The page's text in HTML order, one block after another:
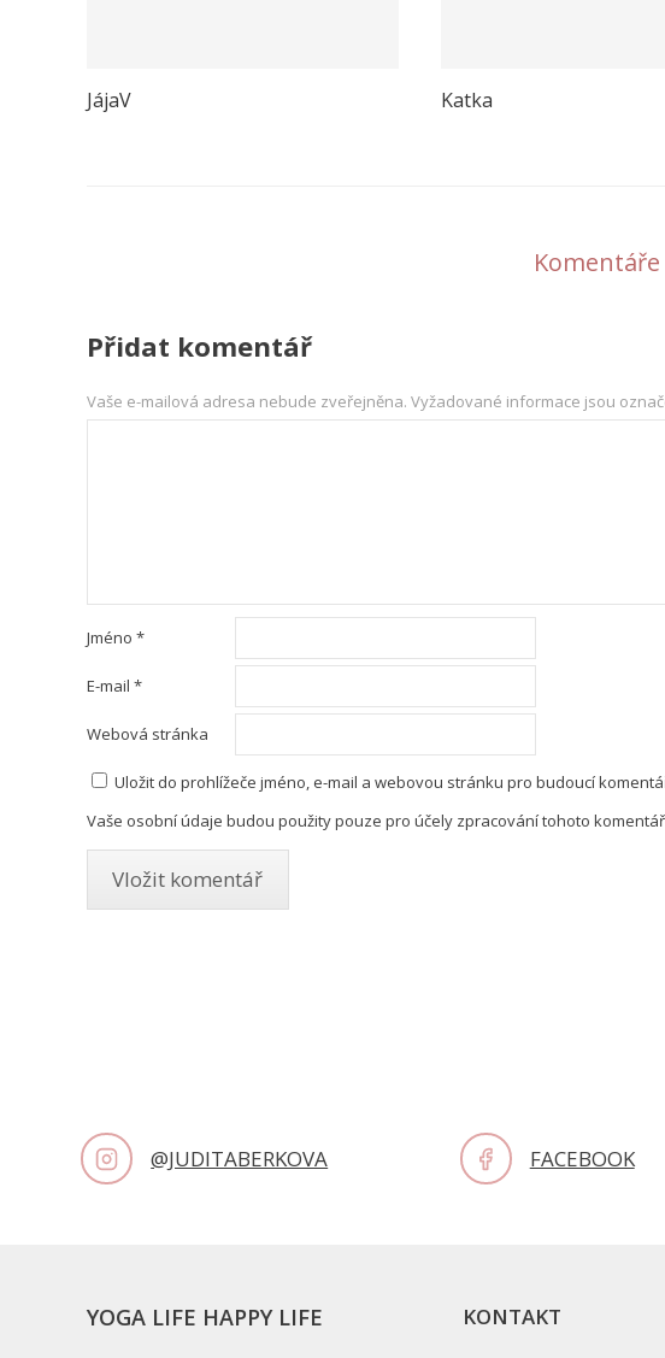
JájaV Katka
Komentáře
Přidat komentář
Vaše e-mailová adresa nebude zveřejněna. Vyžadované informace jsou
Jméno *
E-mail *
Webová stránka
Uložit do prohlížeče jméno, e-mail a webovou stránku pro budoucí
Vaše osobní údaje budou použity pouze pro účely zpracování tohoto
@JUDITABERKOVA FACEBOOK
YOGA LIFE HAPPY LIFE KONTAKT